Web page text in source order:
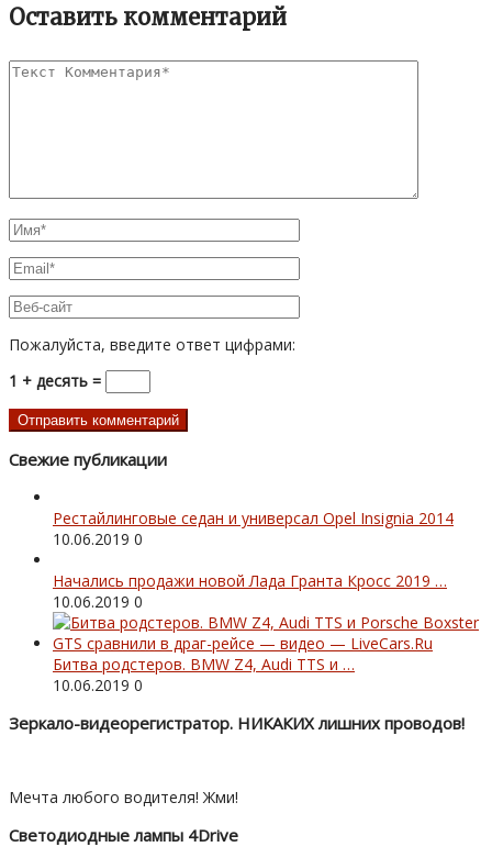
Оставить комментарий
Пожалуйста, введите ответ цифрами:
1 + десять =
Свежие публикации
Рестайлинговые седан и универсал Opel Insignia 2014
10.06.2019 0
Начались продажи новой Лада Гранта Кросс 2019 …
10.06.2019 0
Битва родстеров. BMW Z4, Audi TTS и …
10.06.2019 0
Зеркало-видеорегистратор. НИКАКИХ лишних проводов!
Мечта любого водителя! Жми!
Светодиодные лампы 4Drive